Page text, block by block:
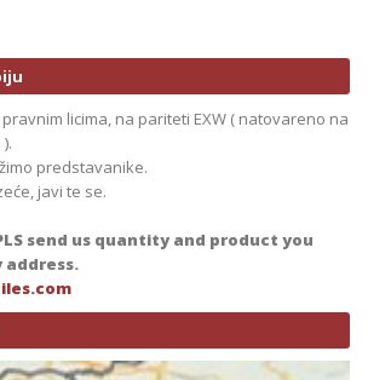
licima, na pariteti EXW ( natovareno na
predstavanike.
javi te se.
send us quantity and product you